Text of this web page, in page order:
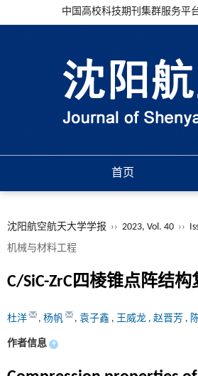
中国高校科技期刊集群服务平
首页
沈阳航空航天大学学报 ›› 2023, Vol. 40 ››
机械与材料工程
C/SiC-ZrC四棱锥点阵结
杜洋 , 杨帆 , 袁子鑫 , 王威龙 , 赵晋芳 ,
作者信息 +